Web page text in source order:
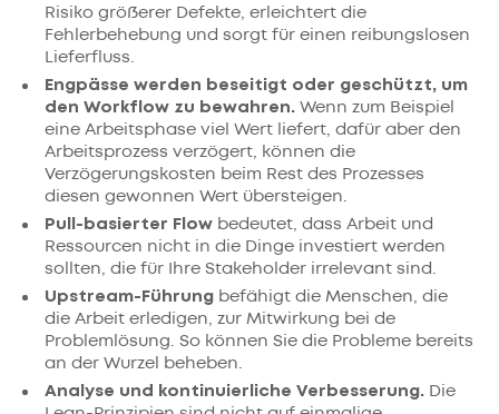
Risiko größerer Defekte, erleichtert die
Fehlerbehebung und sorgt für einen reibungslosen
Lieferfluss.
Engpässe werden beseitigt oder geschützt, um
den Workflow zu bewahren. Wenn zum Beispiel
eine Arbeitsphase viel Wert liefert, dafür aber den
Arbeitsprozess verzögert, können die
Verzögerungskosten beim Rest des Prozesses
diesen gewonnen Wert übersteigen.
Pull-basierter Flow bedeutet, dass Arbeit und
Ressourcen nicht in die Dinge investiert werden
sollten, die für Ihre Stakeholder irrelevant sind.
Upstream-Führung befähigt die Menschen, die
die Arbeit erledigen, zur Mitwirkung bei de
Problemlösung. So können Sie die Probleme bereits
an der Wurzel beheben.
Analyse und kontinuierliche Verbesserung. Die